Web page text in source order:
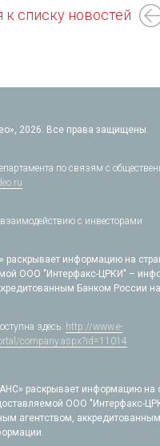
к списку новостей
2026. Все права защищены.
по связям с
с инвесторами
информацию на
ООО "Интерфакс-ЦРКИ" –
Банком России
здесь: http://www.e-
company.aspx?id=11014
раскрывает информацию на
ООО "Интерфакс-
агентством,